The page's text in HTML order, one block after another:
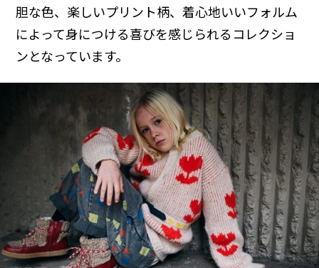
胆な色、楽しいプリント柄、着心地いいフォルム
によって身につける喜びを感じられるコレクショ
ンとなっています。